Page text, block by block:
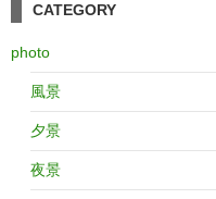
CATEGORY
photo
風景
夕景
夜景